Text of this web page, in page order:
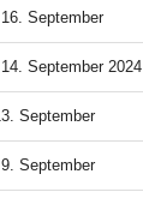
September
September 2024
September
September